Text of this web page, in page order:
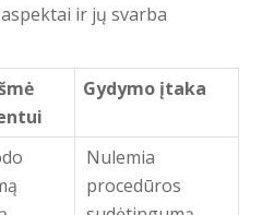
ir jų svarba
Gydymo įtaka
Nulemia
procedūros